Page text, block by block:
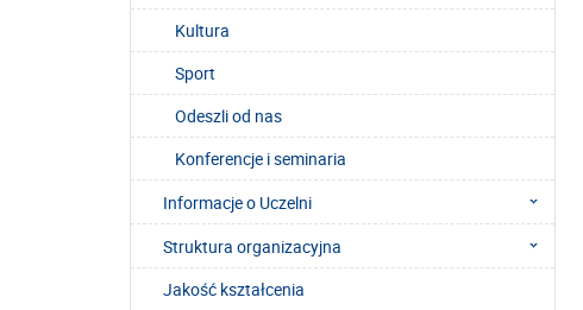
Kultura
Sport
Odeszli od nas
Konferencje i seminaria
Informacje o Uczelni
Struktura organizacyjna
Jakość kształcenia